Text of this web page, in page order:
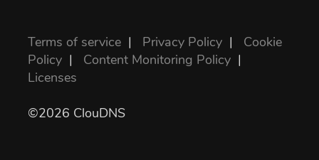
Terms of service | Privacy Policy | Cookie
Policy | Content Monitoring Policy |
Licenses
©2026 ClouDNS